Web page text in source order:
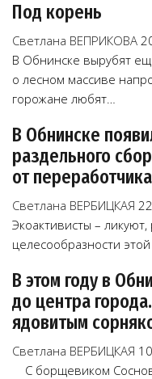
Под корень
Светлана ВЕПРИКОВА
В Обнинске вырубят
о лесном массиве
горожане любят…
В Обнинске
раздельного
от переработчика
Светлана ВЕРБИЦКАЯ
Экоактивисты –
целесообразности
В этом году в
до центра
ядовитым
Светлана ВЕРБИЦКАЯ
С борщевиком